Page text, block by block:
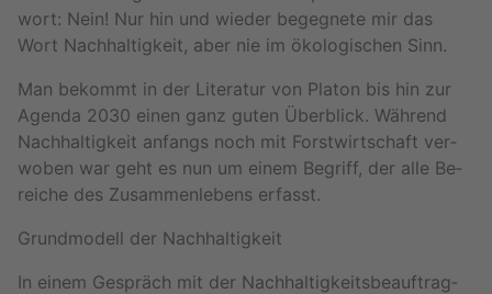
wort: Nein! Nur hin und wie­der be­geg­ne­te mir das
Wort Nach­hal­tig­keit, aber nie im öko­lo­gi­schen Sinn.
Man be­kommt in der Li­te­ra­tur von Pla­ton bis hin zur
Agen­da 2030 einen ganz guten Über­blick. Wäh­rend
Nach­hal­tig­keit an­fangs noch mit Forst­wirt­schaft ver­
wo­ben war geht es nun um einem Be­griff, der alle Be­
rei­che des Zu­sam­men­le­bens er­fasst.
Grund­mo­dell der Nach­hal­tig­keit
In einem Ge­spräch mit der Nach­hal­tig­keits­be­auf­trag­